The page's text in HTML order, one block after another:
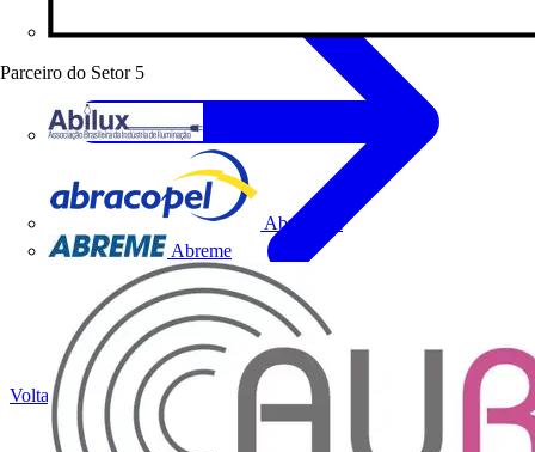
Parceiro do Setor 5
Abracopel
Abreme
Voltar para Notícias